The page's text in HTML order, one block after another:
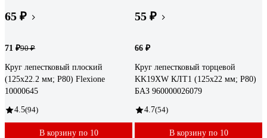
65 ₽
71 ₽90 ₽
Круг лепестковый плоский
(125х22.2 мм; Р80) Flexione
10000645
4.5(94)
В корзину по 10
55 ₽
66 ₽
Круг лепестковый торцевой
KK19XW КЛТ1 (125х22 мм; P80)
БАЗ 960000026079
4.7(54)
В корзину по 10